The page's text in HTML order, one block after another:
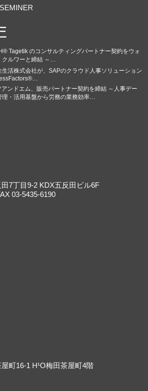
Tagetik のコンサルティングパートナー契約をウォ
クルワーと締結 ～…
生活株式会社が、SAPのクラウド人事ソリューション
ンドエム、販売パートナー契約を締結 ～人事デー
理・活用基盤から労務の業務効率…
7丁目9-2 KDX五反田ビル6F
03-5435-6190
町16-1 H¹O梅田茶屋町4階